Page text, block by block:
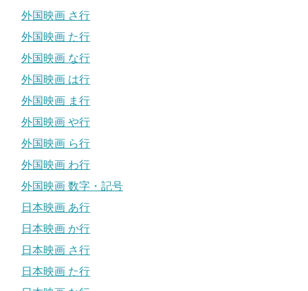
外国映画 さ行
外国映画 た行
外国映画 な行
外国映画 は行
外国映画 ま行
外国映画 や行
外国映画 ら行
外国映画 わ行
外国映画 数字・記号
日本映画 あ行
日本映画 か行
日本映画 さ行
日本映画 た行